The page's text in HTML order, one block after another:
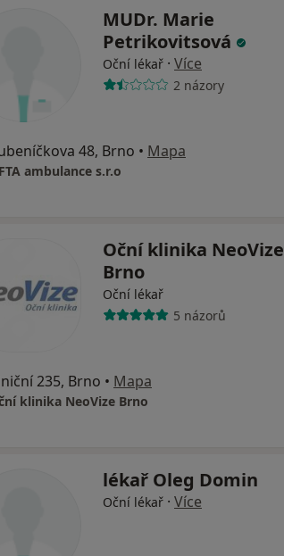
MUDr. Marie
Petrikovitsová
Oční lékař · Více
2 názory
48, Brno • Mapa
ambulance s.r.o
Oční klinika NeoVize
Brno
Oční lékař
5 názorů
235, Brno • Mapa
klinika NeoVize Brno
lékař Oleg Domin
Oční lékař · Více